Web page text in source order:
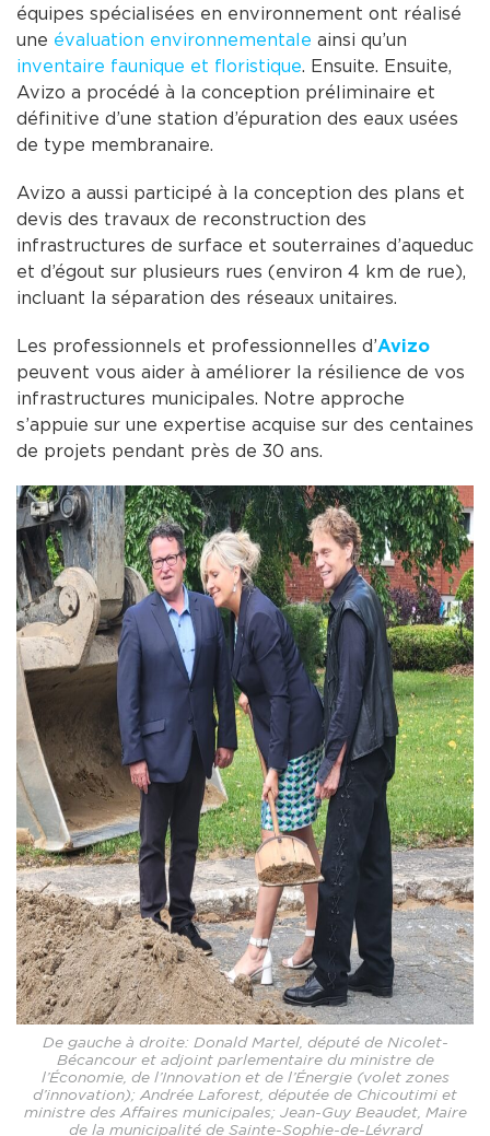
équipes spécialisées en environnement ont réalisé
une évaluation environnementale ainsi qu’un
inventaire faunique et floristique. Ensuite. Ensuite,
Avizo a procédé à la conception préliminaire et
définitive d’une station d’épuration des eaux usées
de type membranaire.
Avizo a aussi participé à la conception des plans et
devis des travaux de reconstruction des
infrastructures de surface et souterraines d’aqueduc
et d’égout sur plusieurs rues (environ 4 km de rue),
incluant la séparation des réseaux unitaires.
Les professionnels et professionnelles d’Avizo
peuvent vous aider à améliorer la résilience de vos
infrastructures municipales. Notre approche
s’appuie sur une expertise acquise sur des centaines
de projets pendant près de 30 ans.
De gauche à droite: Donald Martel, député de Nicolet-
Bécancour et adjoint parlementaire du ministre de
l’Économie, de l’Innovation et de l’Énergie (volet zones
d’innovation); Andrée Laforest, députée de Chicoutimi et
ministre des Affaires municipales; Jean-Guy Beaudet, Maire
de la municipalité de Sainte-Sophie-de-Lévrard